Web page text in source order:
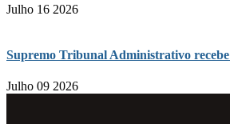
Julho 16 2026
Supremo Tribunal Administrativo
Julho 09 2026